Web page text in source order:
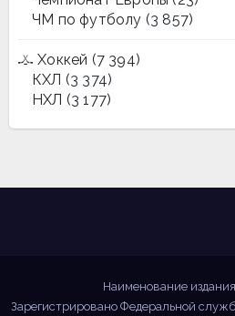
ЧМ по футболу (3 857)
Хоккей (7 394)
КХЛ (3 374)
НХЛ (3 177)
Наименование
Зарегистрировано Федеральной